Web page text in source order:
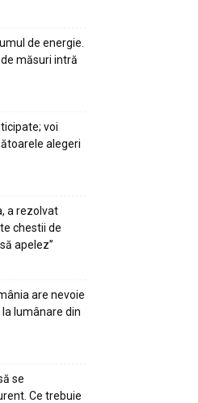
de energie.
măsuri intră
voi
alegeri
a rezolvat
chestii de
apelez”
are nevoie
lumânare din
se
Ce trebuie